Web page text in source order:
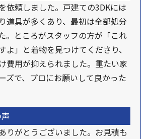
依頼しました。戸建ての3DKには
道具が多くあり、最初は全部処分
。ところがスタッフの方が「これ
よ」と着物を見つけてくださり、
費用が抑えられました。重たい家
ズで、プロにお願いして良かった
りがとうございました。お見積も